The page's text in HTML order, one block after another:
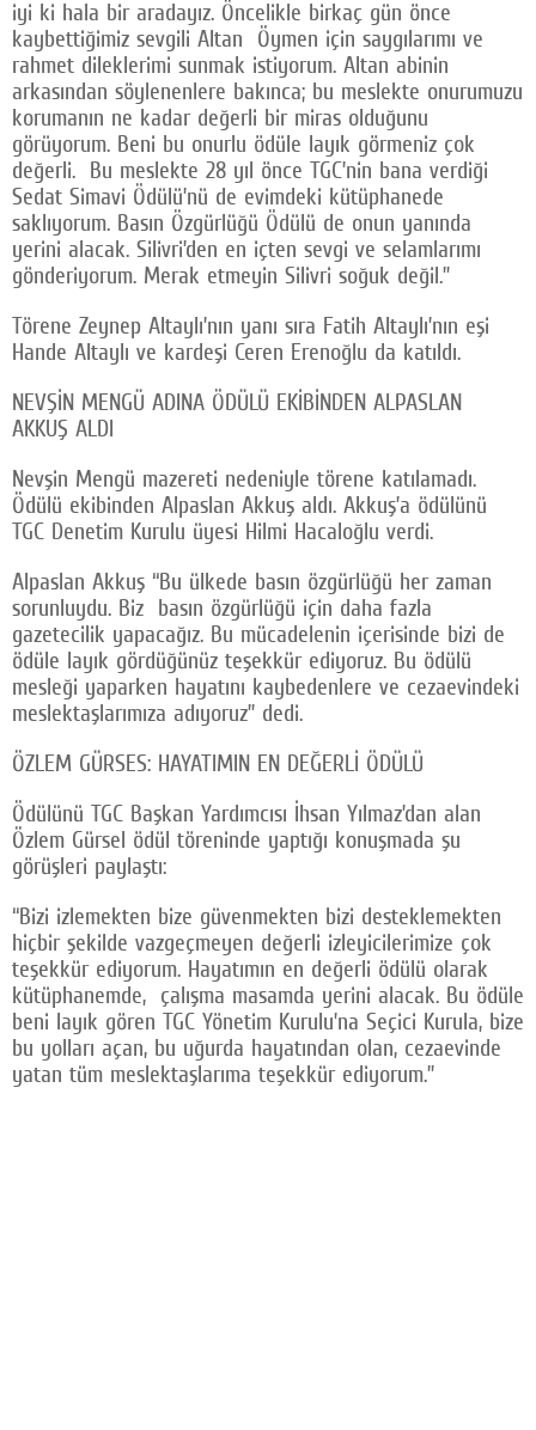
iyi ki hala bir aradayız. Öncelikle birkaç gün önce
kaybettiğimiz sevgili Altan Öymen için saygılarımı ve
rahmet dileklerimi sunmak istiyorum. Altan abinin
arkasından söylenenlere bakınca; bu meslekte onurumuzu
korumanın ne kadar değerli bir miras olduğunu
görüyorum. Beni bu onurlu ödüle layık görmeniz çok
değerli. Bu meslekte 28 yıl önce TGC’nin bana verdiği
Sedat Simavi Ödülü’nü de evimdeki kütüphanede
saklıyorum. Basın Özgürlüğü Ödülü de onun yanında
yerini alacak. Silivri’den en içten sevgi ve selamlarımı
gönderiyorum. Merak etmeyin Silivri soğuk değil.”
Törene Zeynep Altaylı’nın yanı sıra Fatih Altaylı’nın eşi
Hande Altaylı ve kardeşi Ceren Erenoğlu da katıldı.
NEVŞİN MENGÜ ADINA ÖDÜLÜ EKİBİNDEN ALPASLAN
AKKUŞ ALDI
Nevşin Mengü mazereti nedeniyle törene katılamadı.
Ödülü ekibinden Alpaslan Akkuş aldı. Akkuş’a ödülünü
TGC Denetim Kurulu üyesi Hilmi Hacaloğlu verdi.
Alpaslan Akkuş “Bu ülkede basın özgürlüğü her zaman
sorunluydu. Biz basın özgürlüğü için daha fazla
gazetecilik yapacağız. Bu mücadelenin içerisinde bizi de
ödüle layık gördüğünüz teşekkür ediyoruz. Bu ödülü
mesleği yaparken hayatını kaybedenlere ve cezaevindeki
meslektaşlarımıza adıyoruz” dedi.
ÖZLEM GÜRSES: HAYATIMIN EN DEĞERLİ ÖDÜLÜ
Ödülünü TGC Başkan Yardımcısı İhsan Yılmaz’dan alan
Özlem Gürsel ödül töreninde yaptığı konuşmada şu
görüşleri paylaştı:
“Bizi izlemekten bize güvenmekten bizi desteklemekten
hiçbir şekilde vazgeçmeyen değerli izleyicilerimize çok
teşekkür ediyorum. Hayatımın en değerli ödülü olarak
kütüphanemde, çalışma masamda yerini alacak. Bu ödüle
beni layık gören TGC Yönetim Kurulu’na Seçici Kurula, bize
bu yolları açan, bu uğurda hayatından olan, cezaevinde
yatan tüm meslektaşlarıma teşekkür ediyorum.”